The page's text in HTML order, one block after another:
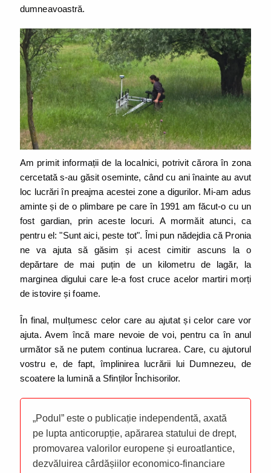
dumneavoastră.
Am primit informații de la localnici, potrivit cărora în zona
cercetată s-au găsit oseminte, când cu ani înainte au avut
loc lucrări în preajma acestei zone a digurilor. Mi-am adus
aminte și de o plimbare pe care în 1991 am făcut-o cu un
fost gardian, prin aceste locuri. A mormăit atunci, ca
pentru el: "Sunt aici, peste tot". Îmi pun nădejdia că Pronia
ne va ajuta să găsim și acest cimitir ascuns la o
depărtare de mai puțin de un kilometru de lagăr, la
marginea digului care le-a fost cruce acelor martiri morți
de istovire și foame.
În final, mulțumesc celor care au ajutat și celor care vor
ajuta. Avem încă mare nevoie de voi, pentru ca în anul
următor să ne putem continua lucrarea. Care, cu ajutorul
vostru e, de fapt, împlinirea lucrării lui Dumnezeu, de
scoatere la lumină a Sfinților Închisorilor.
„Podul” este o publicație independentă, axată
pe lupta anticorupție, apărarea statului de drept,
promovarea valorilor europene și euroatlantice,
dezvăluirea cârdășiilor economico-financiare